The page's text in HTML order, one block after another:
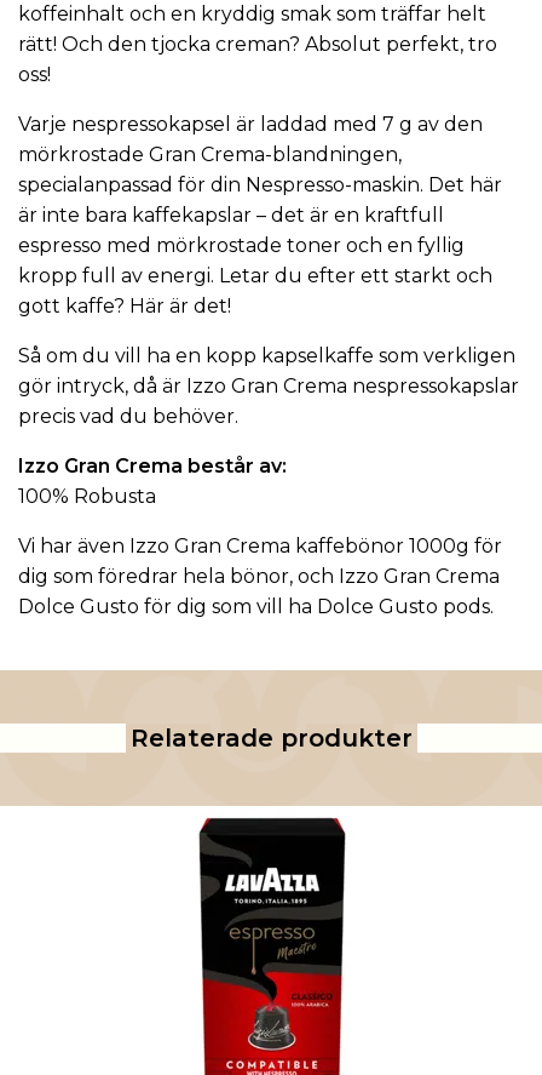
koffeinhalt och en kryddig smak som träffar helt
rätt! Och den tjocka creman? Absolut perfekt, tro
oss!
Varje nespressokapsel är laddad med 7 g av den
mörkrostade Gran Crema-blandningen,
specialanpassad för din Nespresso-maskin. Det här
är inte bara kaffekapslar – det är en kraftfull
espresso med mörkrostade toner och en fyllig
kropp full av energi. Letar du efter ett starkt och
gott kaffe? Här är det!
Så om du vill ha en kopp kapselkaffe som verkligen
gör intryck, då är Izzo Gran Crema nespressokapslar
precis vad du behöver.
Izzo Gran Crema består av:
100% Robusta
Vi har även Izzo Gran Crema kaffebönor 1000g för
dig som föredrar hela bönor, och Izzo Gran Crema
Dolce Gusto för dig som vill ha Dolce Gusto pods.
Relaterade produkter